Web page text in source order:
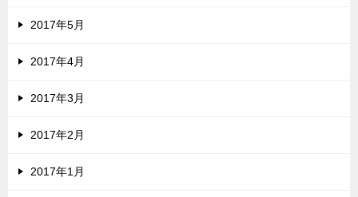
2017年5月
2017年4月
2017年3月
2017年2月
2017年1月